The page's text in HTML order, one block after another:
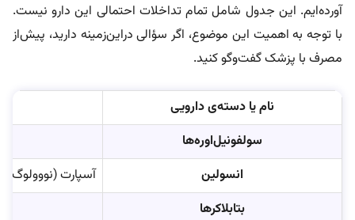
آورده‌ایم. این جدول شامل تمام تداخلات احتمالی این دارو نیست.
با توجه به اهمیت این موضوع، اگر سؤالی دراین‌زمینه دارید، پیش‌از
مصرف با پزشک گفت‌و‌گو کنید.
نام یا دسته‌ی دارویی
سولفونیل‌اوره‌ها
انسولین
آسپارت
بتا‌بلاکرها